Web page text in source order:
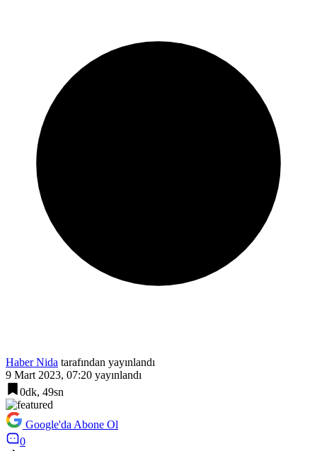
Haber Nida tarafından yayınlandı
9 Mart 2023, 07:20 yayınlandı
0dk, 49sn
Google'da Abone Ol
0